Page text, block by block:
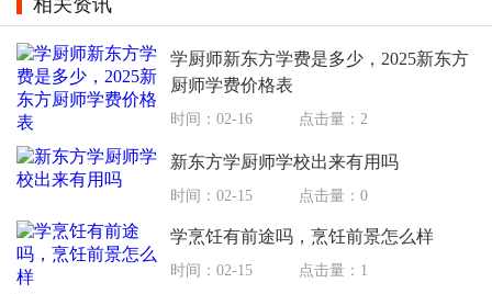
相关资讯
学厨师新东方学费是多少，2025新东方
厨师学费价格表
时间：02-16 点击量：2
新东方学厨师学校出来有用吗
时间：02-15 点击量：0
学烹饪有前途吗，烹饪前景怎么样
时间：02-15 点击量：1